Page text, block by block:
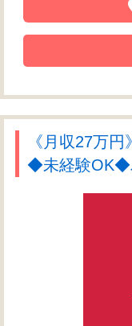
《月収27万
◆未経験OK◆